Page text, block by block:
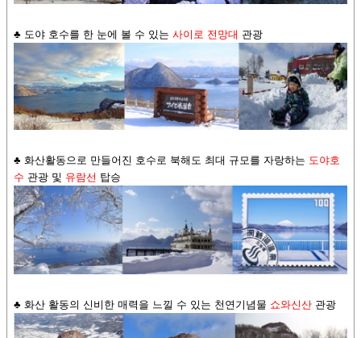
♣ 도야 호수를 한 눈에 볼 수 있는 사이로 전망대 관광
♣ 화산활동으로 만들어진 호수로 북해도 최대 규모를 자랑하는 도야호
수 관광 및 유람선 탑승
♣ 화산 활동의 신비한 매력을 느낄 수 있는 천연기념물 쇼와신산 관광